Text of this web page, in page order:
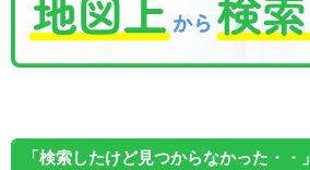
「検索したけど見つからなかった・・」